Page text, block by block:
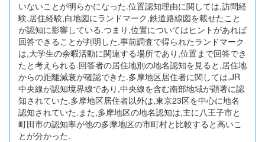
いないことが明らかになった.位置認知理由に関しては,訪問経
験,居住経験,白地図にランドマーク,鉄道路線図を載せたこと
が認知に影響している.つまり,位置についてはヒントがあれば
回答できることが判明した.事前調査で得られたランドマーク
は,大学生の余暇活動に関連する場所であり,位置まで回答でき
たと考えられる.回答者の居住地別の地名認知を見ると,居住地
からの距離減衰が確認できた.多摩地区居住者に関しては,JR
中央線が認知境界線であり,中央線を含む南部地域が顕著に認
知されていた.多摩地区居住者以外は,東京23区を中心に地名
認知されていた.また,多摩地区の地名認知は,主に八王子市と
町田市の認知率が他の多摩地区の市町村と比較すると高いこ
とが分かった.